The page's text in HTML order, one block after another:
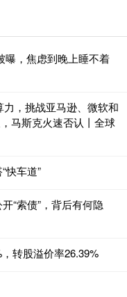
曝，焦虑到晚上睡不着
，挑战亚马逊、微软和
马斯克火速否认丨全球
快车道”
“索债”，背后有何隐
转股溢价率26.39%